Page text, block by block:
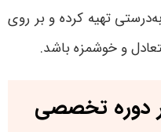
تهیه کرده و بر روی
و خوشمزه باشد.
دوره تخصصی